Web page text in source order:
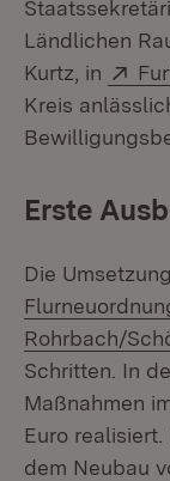
Ländlichen
Kurtz, in
Kreis
Erste
Die
Rohrbach/
Schritten. In
Maßnahmen
Euro
dem Neubau